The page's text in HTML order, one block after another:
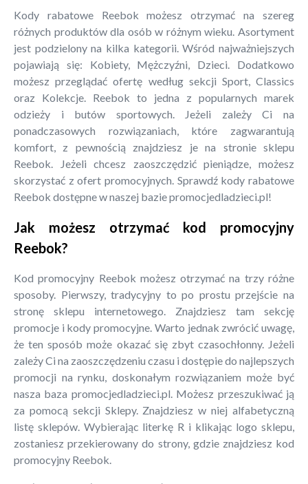
Kody rabatowe Reebok możesz otrzymać na szereg
różnych produktów dla osób w różnym wieku. Asortyment
jest podzielony na kilka kategorii. Wśród najważniejszych
pojawiają się: Kobiety, Mężczyźni, Dzieci. Dodatkowo
możesz przeglądać ofertę według sekcji Sport, Classics
oraz Kolekcje. Reebok to jedna z popularnych marek
odzieży i butów sportowych. Jeżeli zależy Ci na
ponadczasowych rozwiązaniach, które zagwarantują
komfort, z pewnością znajdziesz je na stronie sklepu
Reebok. Jeżeli chcesz zaoszczędzić pieniądze, możesz
skorzystać z ofert promocyjnych. Sprawdź kody rabatowe
Reebok dostępne w naszej bazie promocjedladzieci.pl!
Jak możesz otrzymać kod promocyjny
Reebok?
Kod promocyjny Reebok możesz otrzymać na trzy różne
sposoby. Pierwszy, tradycyjny to po prostu przejście na
stronę sklepu internetowego. Znajdziesz tam sekcję
promocje i kody promocyjne. Warto jednak zwrócić uwagę,
że ten sposób może okazać się zbyt czasochłonny. Jeżeli
zależy Ci na zaoszczędzeniu czasu i dostępie do najlepszych
promocji na rynku, doskonałym rozwiązaniem może być
nasza baza promocjedladzieci.pl. Możesz przeszukiwać ją
za pomocą sekcji Sklepy. Znajdziesz w niej alfabetyczną
listę sklepów. Wybierając literkę R i klikając logo sklepu,
zostaniesz przekierowany do strony, gdzie znajdziesz kod
promocyjny Reebok.